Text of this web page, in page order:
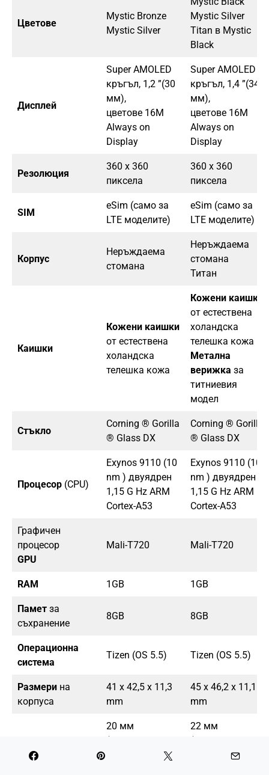
Цветове
Mystic Bronze
Mystic Silver
Mystic Silver
Titan в Mystic
Black
Дисплей
Super AMOLED
кръгъл, 1,2 ”(30
мм),
цветове 16М
Always on
Display
Super AMOLED
кръгъл, 1,4 ”(34
мм),
цветове 16М
Always on
Display
Резолюция
360 х 360
пиксела
360 х 360
пиксела
SIM
eSim (само за
LTE моделите)
eSim (само за
LTE моделите)
Корпус
Неръждаема
стомана
Неръждаема
стомана
Титан
Каишки
Кожени каишки
от естествена
холандска
телешка кожа
Кожени каишки
от естествена
холандска
телешка кожа
Метална
верижка за
титниевия
модел
Стъкло
Corning ® Gorilla
® Glass DX
Corning ® Gorilla
® Glass DX
Процесор (CPU)
Exynos 9110 (10
nm ) двуядрен
1,15 G Hz ARM
Cortex-A53
Exynos 9110 (10
nm ) двуядрен
1,15 G Hz ARM
Cortex-A53
Графичен
процесор
GPU
Mali-T720 Mali-T720
RAM 1GB 1GB
Памет за
съхранение
8GB 8GB
Операционна
система
Tizen (OS 5.5) Tizen (OS 5.5)
Размери на
корпуса
41 x 42,5 x 11,3
mm
45 x 46,2 x 11,1
mm
Размери на
20 мм
универсалните
22 мм
универсалните